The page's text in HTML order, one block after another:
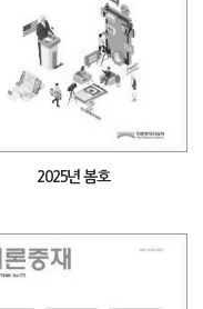
2025년 봄호